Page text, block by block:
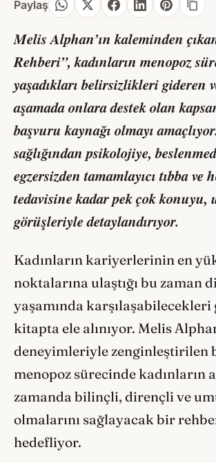
Paylaş
Melis Alphan’ın kaleminden
Rehberi”, kadınların menopoz
yaşadıkları belirsizlikleri gideren
aşamada onlara destek olan
başvuru kaynağı olmayı
sağlığından psikolojiye,
egzersizden tamamlayıcı tıbba ve
tedavisine kadar pek çok konuyu,
görüşleriyle detaylandırıyor.
Kadınların kariyerlerinin en
noktalarına ulaştığı bu zaman
yaşamında
kitapta ele alınıyor. Melis
deneyimleriyle zenginleştirilen
menopoz sürecinde kadınların
zamanda bilinçli, dirençli ve
olmalarını sağlayacak bir
hedefliyor.